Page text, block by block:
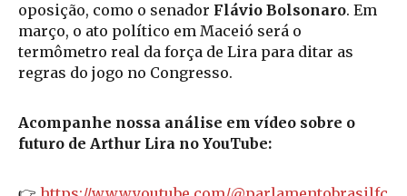
oposição, como o senador Flávio Bolsonaro. Em
março, o ato político em Maceió será o
termômetro real da força de Lira para ditar as
regras do jogo no Congresso.
Acompanhe nossa análise em vídeo sobre o
futuro de Arthur Lira no YouTube: